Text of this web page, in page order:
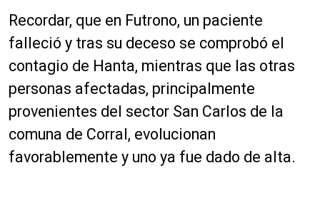
Recordar, que en Futrono, un paciente
falleció y tras su deceso se comprobó el
contagio de Hanta, mientras que las otras
personas afectadas, principalmente
provenientes del sector San Carlos de la
comuna de Corral, evolucionan
favorablemente y uno ya fue dado de alta.